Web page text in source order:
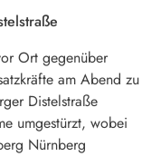
Ort gegenüber
am Abend zu
Distelstraße
umgestürzt, wobei
Nürnberg